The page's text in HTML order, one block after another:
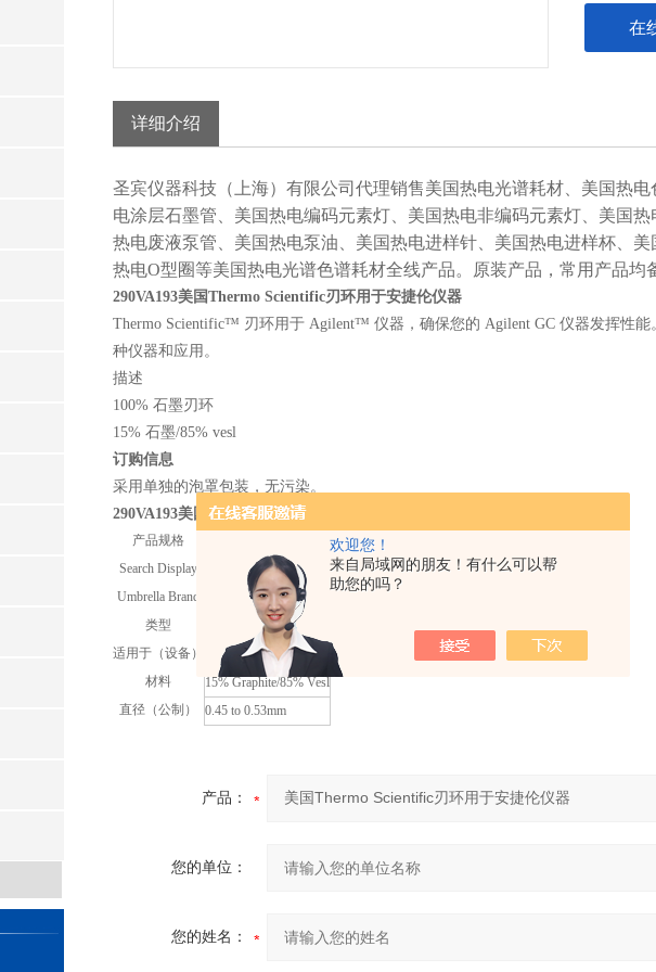
欢迎您！
来自局域网的朋友！有什么可以帮
助您的吗？
在
详细介绍
圣宾仪器科技（上海）有限公司代理销售美国热电光谱耗材、 美国热电
电涂层石墨管、美国热电编码元素灯、美国热电非编码元素灯、美国
热电废液泵管、美国热电泵油、美国热电进样针、美国热电进样杯、
热电O型圈等美国热电光谱色谱耗材全线产品。原装产品， 常用产品均
290VA193美国Thermo Scientific刃环用于安捷伦仪器
Thermo Scientific™ 刃环用于 Agilent™ 仪器，确保您的 Agilent GC 仪器发挥性
种仪器和应用。
描述
100% 石墨刃环
15% 石墨/85% vesl
订购信息
采用单独的泡罩包装，无污染。
290VA193美国Thermo Scientific刃环用于安捷伦仪器
产品规格
Search Display
Umbrella Brand
Thermo Scientific™
类型
15% Graphite/85% Vesl
适用于（设备）
Agilent GC Instruments
材料
15% Graphite/85% Vesl
直径（公制）
0.45 to 0.53mm
产品：
您的单位：
您的姓名：